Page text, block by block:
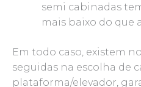
semi cabinadas
mais baixo do que
Em todo caso, existem
seguidas na escolha de
plataforma/elevador,